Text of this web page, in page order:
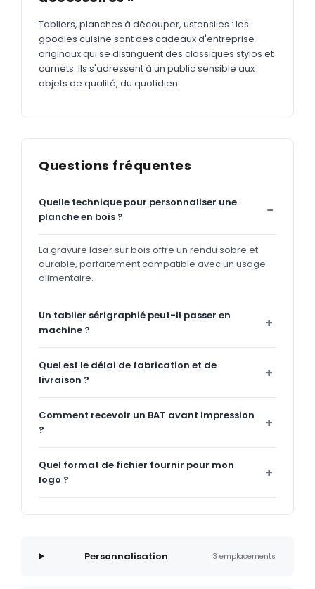
Tabliers, planches à découper, ustensiles : les
goodies cuisine sont des cadeaux d'entreprise
originaux qui se distinguent des classiques stylos et
carnets. Ils s'adressent à un public sensible aux
objets de qualité, du quotidien.
Questions fréquentes
Quelle technique pour personnaliser une
planche en bois ?
La gravure laser sur bois offre un rendu sobre et
durable, parfaitement compatible avec un usage
alimentaire.
Un tablier sérigraphié peut-il passer en
machine ?
Quel est le délai de fabrication et de
livraison ?
Comment recevoir un BAT avant impression
?
Quel format de fichier fournir pour mon
logo ?
Personnalisation 3 emplacements